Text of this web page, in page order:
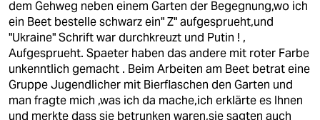
dem Gehweg neben einem Garten der Begegnung,wo ich
ein Beet bestelle schwarz ein" Z" aufgesprueht,und
"Ukraine" Schrift war durchkreuzt und Putin ! ,
Aufgesprueht. Spaeter haben das andere mit roter Farbe
unkenntlich gemacht . Beim Arbeiten am Beet betrat eine
Gruppe Jugendlicher mit Bierflaschen den Garten und
man fragte mich ,was ich da mache,ich erklärte es Ihnen
und merkte dass sie betrunken waren,sie sagten auch